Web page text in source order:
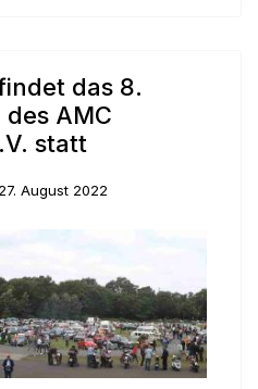
das 8.
AMC
statt
27. August 2022